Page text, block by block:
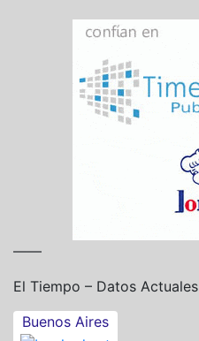
——
El Tiempo – Datos Actuales
Buenos Aires